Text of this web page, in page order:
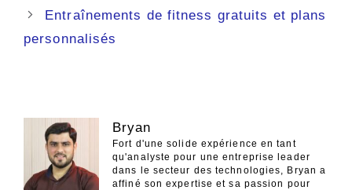
desEntraînements de fitness gratuits et plans
personnalisés
Bryan
Fort d'une solide expérience en tant
qu'analyste pour une entreprise leader
dans le secteur des technologies, Bryan a
affiné son expertise et sa passion pour